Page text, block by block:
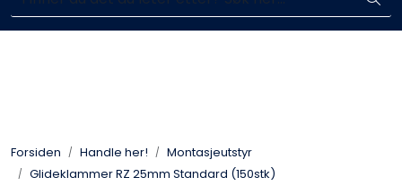
Skip to main contentEnkelt kjøp, hentes i butikk (Sandefjord)
Forsiden Handle her!
Montasjeutstyr
Glideklammer RZ 25mm Standard (150stk)
Taktekking